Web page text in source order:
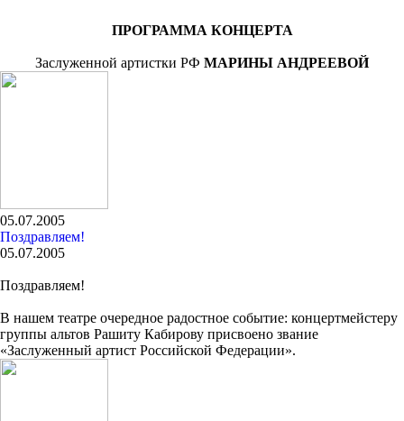
ПРОГРАММА КОНЦЕРТА
Заслуженной артистки РФ МАРИНЫ АНДРЕЕВОЙ
05.07.2005
Поздравляем!
05.07.2005
Поздравляем!
В нашем театре очередное радостное событие: концертмейстеру
группы альтов Рашиту Кабирову присвоено звание
«Заслуженный артист Российской Федерации».